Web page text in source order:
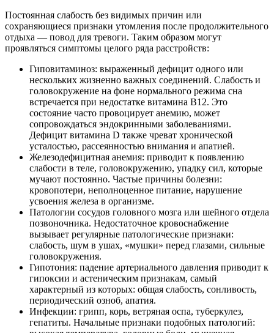
Постоянная слабость без видимых причин или
сохраняющиеся признаки утомления после продолжительного
отдыха — повод для тревоги. Таким образом могут
проявляться симптомы целого ряда расстройств:
Гиповитаминоз: выраженный дефицит одного или
нескольких жизненно важных соединений. Слабость и
головокружение на фоне нормального режима сна
встречается при недостатке витамина В12. Это
состояние часто провоцирует анемию, может
сопровождаться эндокринными заболеваниями.
Дефицит витамина D также чреват хронической
усталостью, рассеянностью внимания и апатией.
Железодефицитная анемия: приводит к появлению
слабости в теле, головокружению, упадку сил, которые
мучают постоянно. Частые причины болезни:
кровопотери, неполноценное питание, нарушение
усвоения железа в организме.
Патологии сосудов головного мозга или шейного отдела
позвоночника. Недостаточное кровоснабжение
вызывает регулярные патологические признаки:
слабость, шум в ушах, «мушки» перед глазами, сильные
головокружения.
Гипотония: падение артериального давления приводит к
гипоксии и астеническим признакам, самый
характерный из которых: общая слабость, сонливость,
периодический озноб, апатия.
Инфекции: грипп, корь, ветряная оспа, туберкулез,
гепатиты. Начальные признаки подобных патологий: